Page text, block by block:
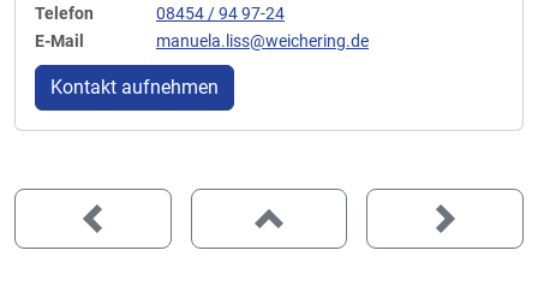
Telefon
08454 / 94 97-24
E-Mail
manuela.liss@weichering.de
Kontakt aufnehmen